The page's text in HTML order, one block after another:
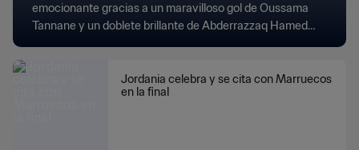
emocionante gracias a un maravilloso gol de Oussama
Tannane y un doblete brillante de Abderrazzaq Hamed
Jordania celebra y se cita con Marruecos
en la final